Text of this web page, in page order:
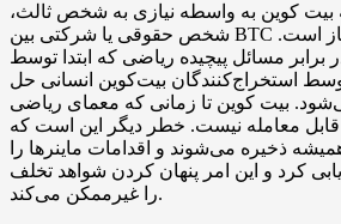
بیت کوین به واسطه نیازی به شخص ثالث،
شخص حقوقی یا شرکتی بین BTC و مصرف کننده، بی نیاز است.
برابر مسائل پیچیده ریاضی که ابتدا توسط
استخراج‌کنندگان بیت‌کوین انسانی حل
بیت کوین تا زمانی که معمای ریاضی
قابل معامله نیست. خطر دیگر این است که
ذخیره می‌شوند و اقدامات ماینرها را
کرد و این امر پنهان کردن شواهد تخلف
را غیرممکن می‌کند.